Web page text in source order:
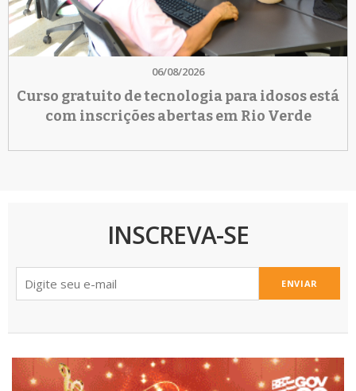
06/08/2026
Curso gratuito de tecnologia para idosos está
com inscrições abertas em Rio Verde
INSCREVA-SE
ENVIAR